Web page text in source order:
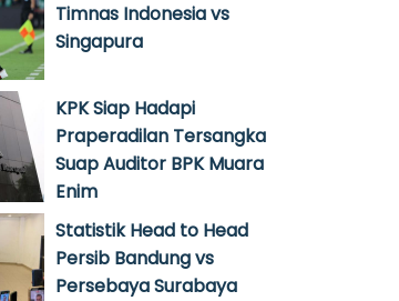
Timnas Indonesia vs
Singapura
KPK Siap Hadapi
Praperadilan Tersangka
Suap Auditor BPK Muara
Enim
Statistik Head to Head
Persib Bandung vs
Persebaya Surabaya